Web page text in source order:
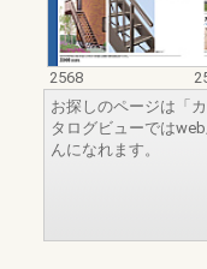
2568
お探しのページは「
タログビューでは
んになれます。